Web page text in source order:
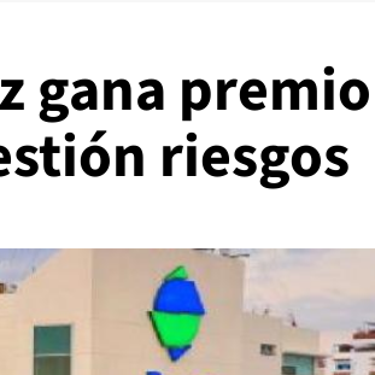
gana premio
riesgos